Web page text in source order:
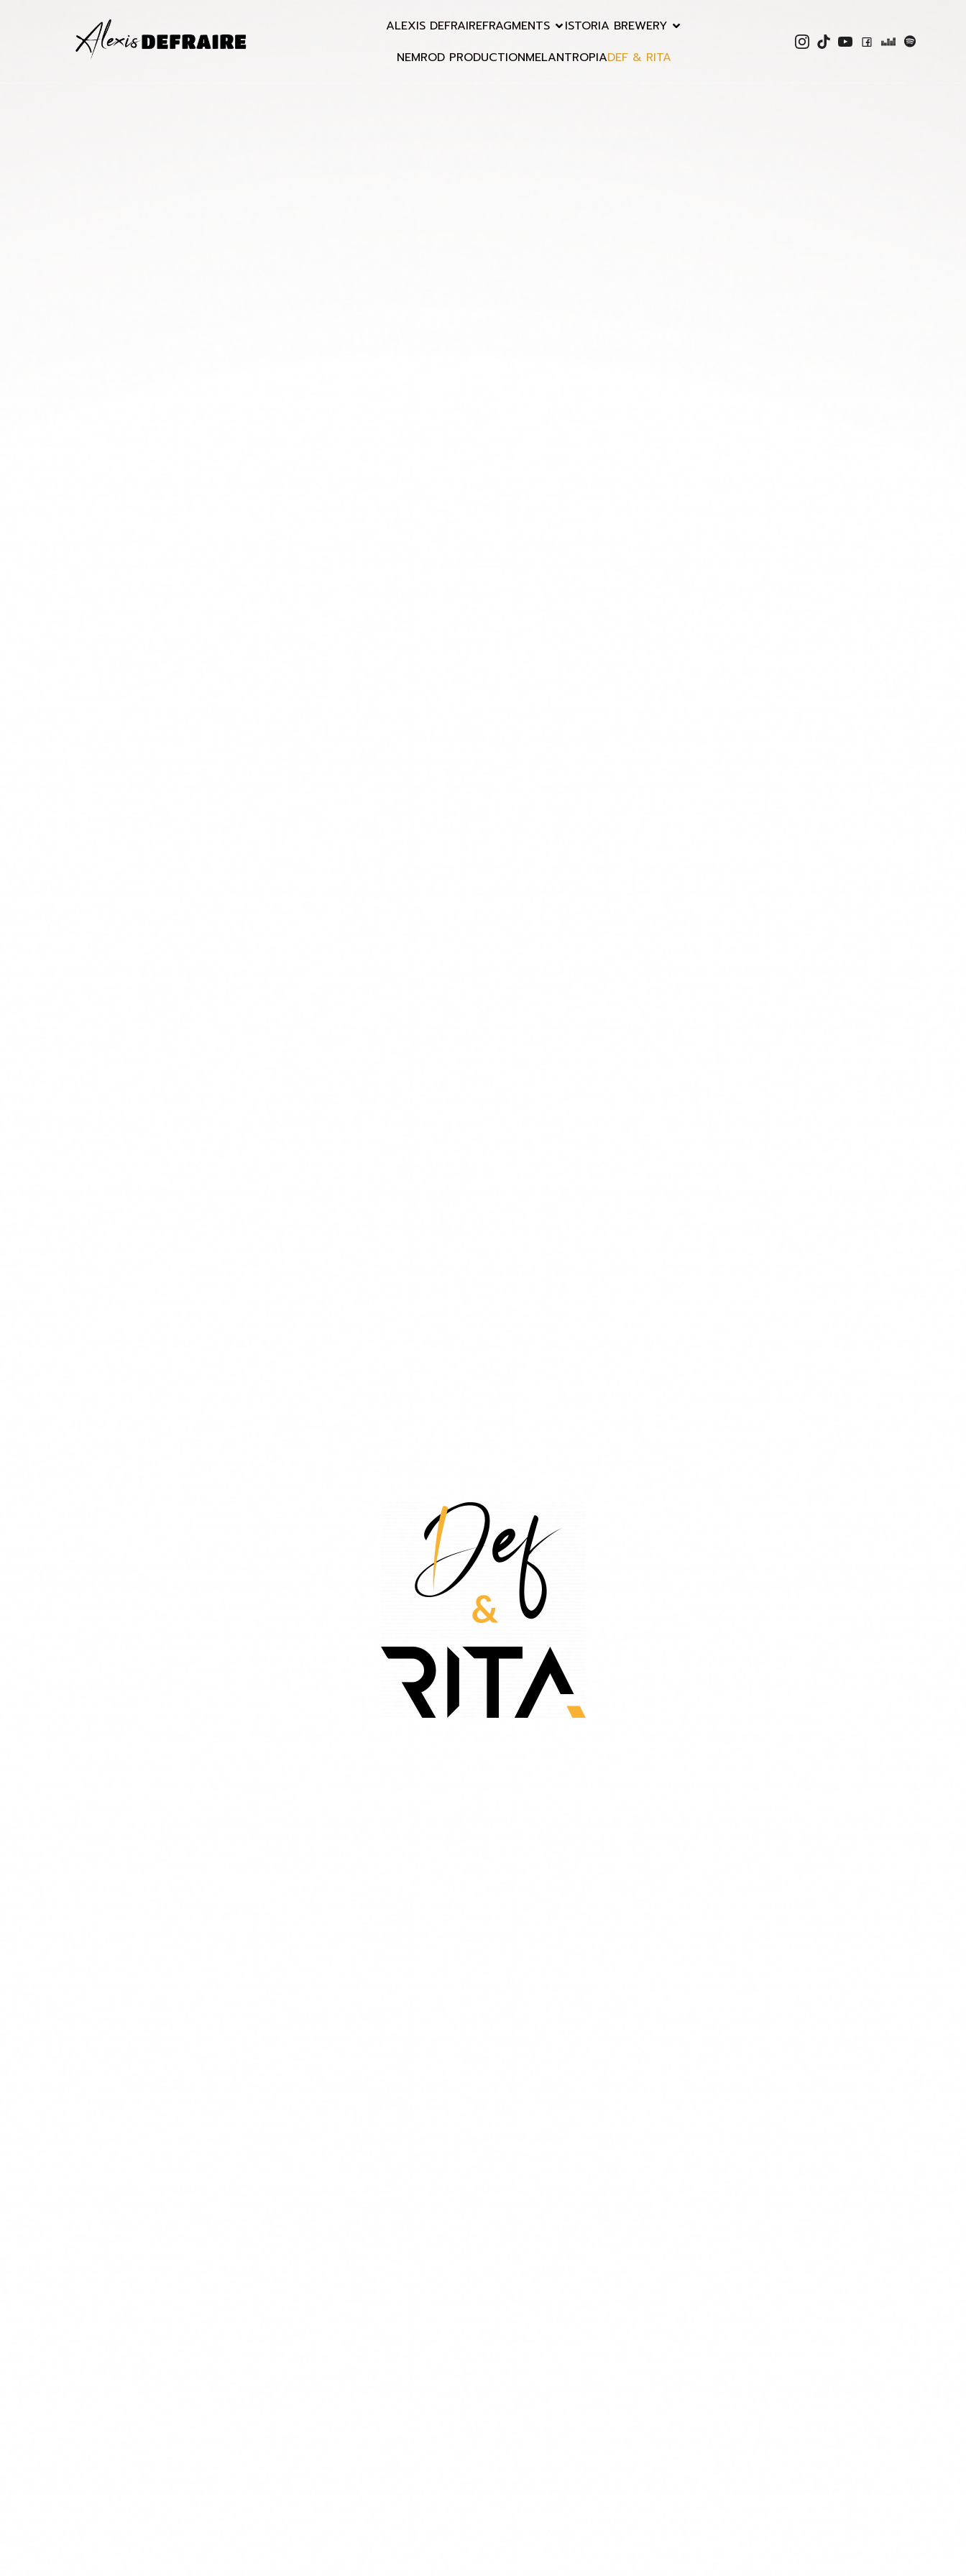
ALEXIS DEFRAIREFRAGMENTS
ISTORIA BREWERY
NEMROD PRODUCTIONMELANTROPIADEF & RITA